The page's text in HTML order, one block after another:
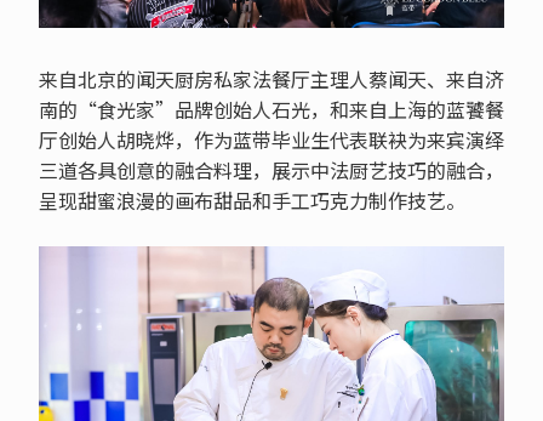
来自北京的闻天厨房私家法餐厅主理人蔡闻天、来自济
南的“食光家”品牌创始人石光，和来自上海的蓝饕餐
厅创始人胡晓烨，作为蓝带毕业生代表联袂为来宾演绎
三道各具创意的融合料理，展示中法厨艺技巧的融合，
呈现甜蜜浪漫的画布甜品和手工巧克力制作技艺。